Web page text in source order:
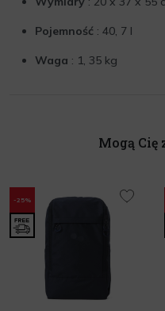
Pojemność : 40, 7 l
Waga : 1, 35 kg
Mogą Cię
-25%